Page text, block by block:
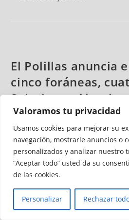
Valoramos tu privacidad
Usamos cookies para mejorar su
navegación, mostrarle anuncios o
personalizados y analizar nuestro
“Aceptar todo” usted da su
de las cookies.
Personalizar Rechazar
El Polillas anuncia
cinco foráneas,
Salesianos
8 comentarios
El CD Polillas Ceuta ha dado a
de prensa el nombre de las cinco
4 de la Segunda División
Jesús Quintero ha fichado a Tati,